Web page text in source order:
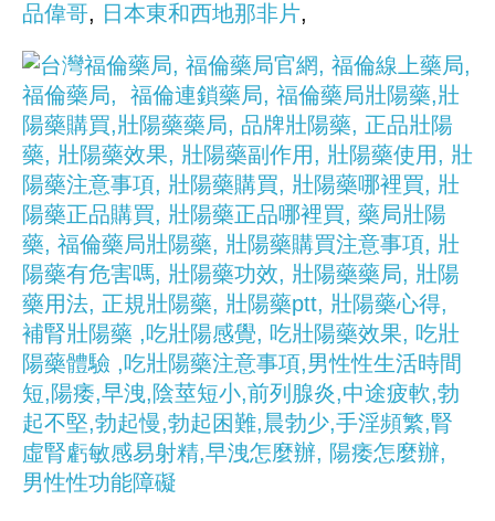
品偉哥, 日本東和西地那非片,